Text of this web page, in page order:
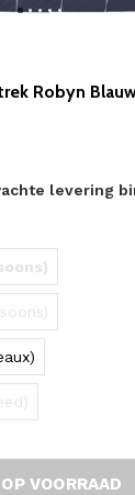
Robyn
levering
VOORRAAD